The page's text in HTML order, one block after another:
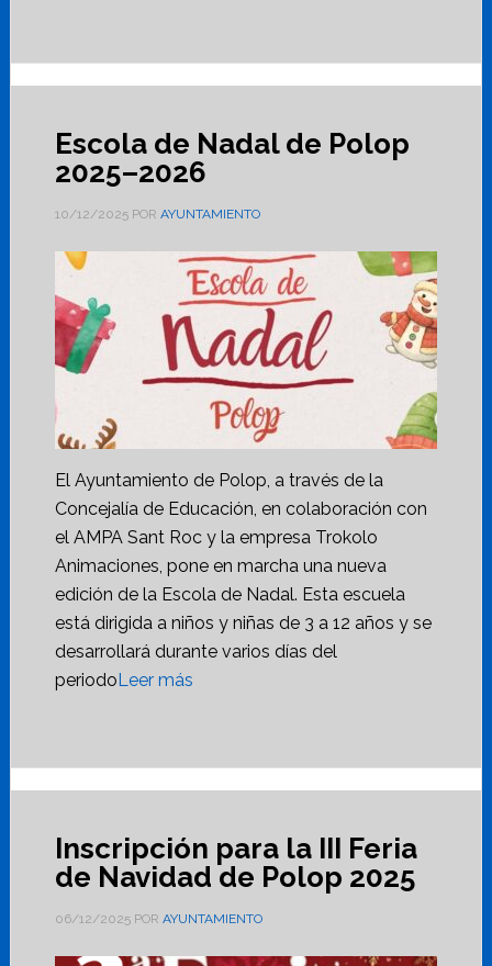
Escola de Nadal de Polop
2025–2026
10/12/2025POR AYUNTAMIENTO
El Ayuntamiento de Polop, a través de la
Concejalía de Educación, en colaboración con
el AMPA Sant Roc y la empresa Trokolo
Animaciones, pone en marcha una nueva
edición de la Escola de Nadal. Esta escuela
está dirigida a niños y niñas de 3 a 12 años y se
desarrollará durante varios días del
periodoLeer más
Inscripción para la III Feria
de Navidad de Polop 2025
06/12/2025POR AYUNTAMIENTO